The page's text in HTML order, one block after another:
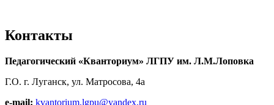
Контакты
Педагогический «Кванториум» ЛГПУ им. Л.М.Лоповка
Г.О. г. Луганск, ул. Матросова, 4а
e-mail: kvantorium.lgpu@yandex.ru